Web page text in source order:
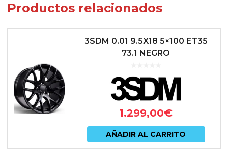
Productos relacionados
3SDM 0.01 9.5X18 5×100 ET35
73.1 NEGRO
1.299,00€
AÑADIR AL CARRITO